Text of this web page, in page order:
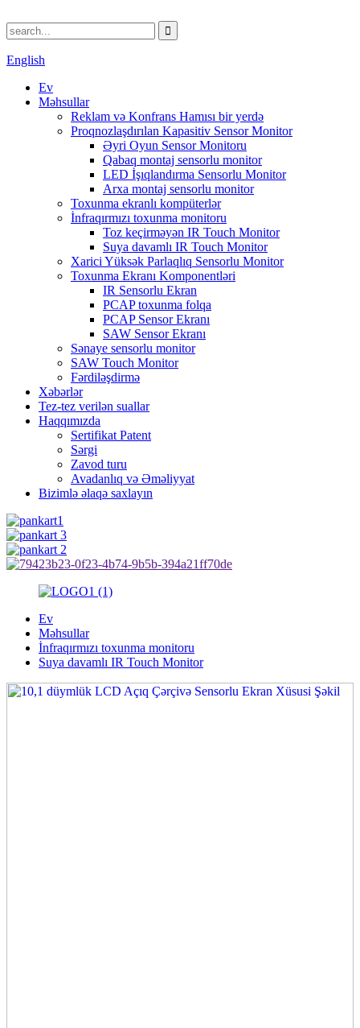
English
Ev
Məhsullar
Reklam və Konfrans Hamısı bir yerdə
Proqnozlaşdırılan Kapasitiv Sensor Monitor
Əyri Oyun Sensor Monitoru
Qabaq montaj sensorlu monitor
LED İşıqlandırma Sensorlu Monitor
Arxa montaj sensorlu monitor
Toxunma ekranlı kompüterlər
İnfraqırmızı toxunma monitoru
Toz keçirməyən IR Touch Monitor
Suya davamlı IR Touch Monitor
Xarici Yüksək Parlaqlıq Sensorlu Monitor
Toxunma Ekranı Komponentləri
IR Sensorlu Ekran
PCAP toxunma folqa
PCAP Sensor Ekranı
SAW Sensor Ekranı
Sənaye sensorlu monitor
SAW Touch Monitor
Fərdiləşdirmə
Xəbərlər
Tez-tez verilən suallar
Haqqımızda
Sertifikat Patent
Sərgi
Zavod turu
Avadanlıq və Əməliyyat
Bizimlə əlaqə saxlayın
Ev
Məhsullar
İnfraqırmızı toxunma monitoru
Suya davamlı IR Touch Monitor